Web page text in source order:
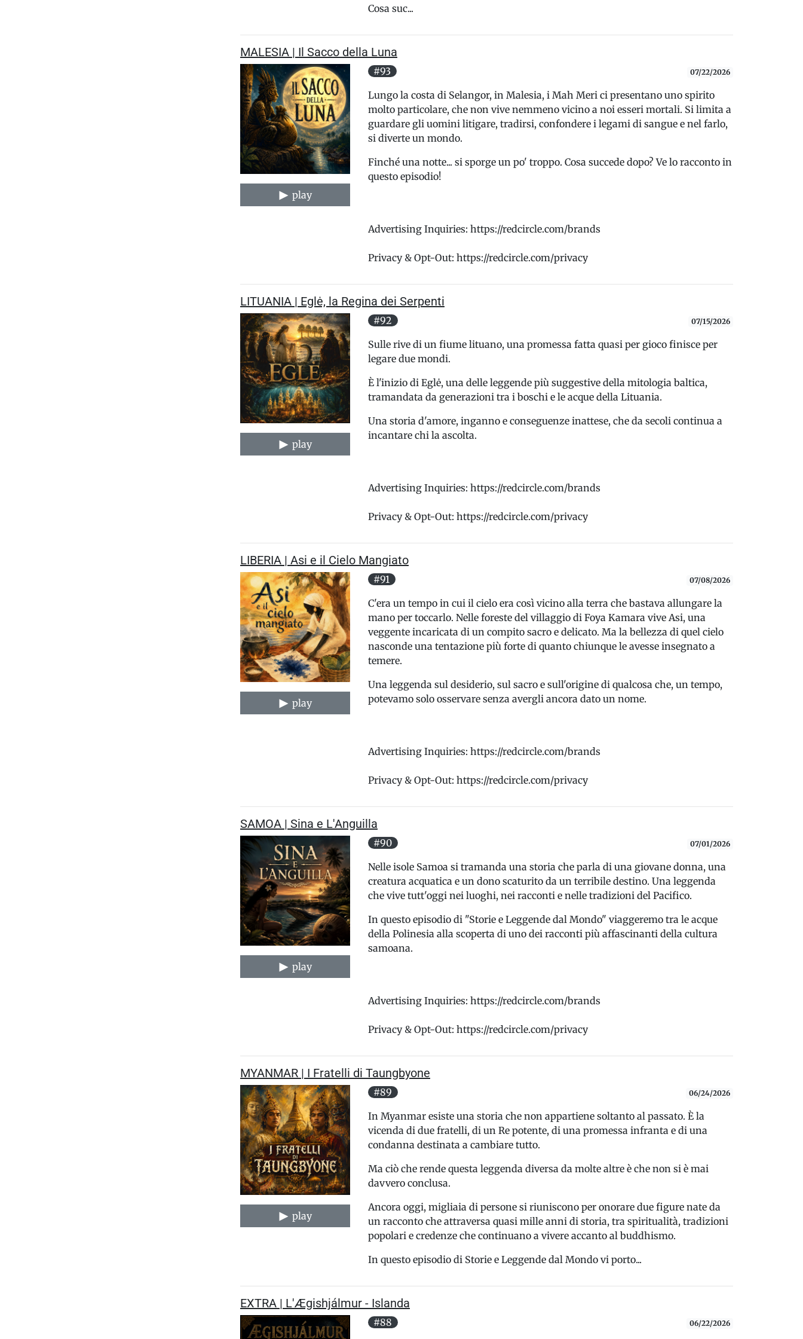
Cosa suc...
MALESIA | Il Sacco della Luna
play
#93 07/22/2026
Lungo la costa di Selangor, in Malesia, i Mah Meri ci presentano uno spirito
molto particolare, che non vive nemmeno vicino a noi esseri mortali. Si limita a
guardare gli uomini litigare, tradirsi, confondere i legami di sangue e nel farlo,
si diverte un mondo.
Finché una notte... si sporge un po' troppo. Cosa succede dopo? Ve lo racconto in
questo episodio!
Advertising Inquiries: https://redcircle.com/brands
Privacy & Opt-Out: https://redcircle.com/privacy
LITUANIA | Eglė, la Regina dei Serpenti
play
#92 07/15/2026
Sulle rive di un fiume lituano, una promessa fatta quasi per gioco finisce per
legare due mondi.
È l'inizio di Eglė, una delle leggende più suggestive della mitologia baltica,
tramandata da generazioni tra i boschi e le acque della Lituania.
Una storia d'amore, inganno e conseguenze inattese, che da secoli continua a
incantare chi la ascolta.
Advertising Inquiries: https://redcircle.com/brands
Privacy & Opt-Out: https://redcircle.com/privacy
LIBERIA | Asi e il Cielo Mangiato
play
#91 07/08/2026
C'era un tempo in cui il cielo era così vicino alla terra che bastava allungare la
mano per toccarlo. Nelle foreste del villaggio di Foya Kamara vive Asi, una
veggente incaricata di un compito sacro e delicato. Ma la bellezza di quel cielo
nasconde una tentazione più forte di quanto chiunque le avesse insegnato a
temere.
Una leggenda sul desiderio, sul sacro e sull'origine di qualcosa che, un tempo,
potevamo solo osservare senza avergli ancora dato un nome.
Advertising Inquiries: https://redcircle.com/brands
Privacy & Opt-Out: https://redcircle.com/privacy
SAMOA | Sina e L'Anguilla
play
#90 07/01/2026
Nelle isole Samoa si tramanda una storia che parla di una giovane donna, una
creatura acquatica e un dono scaturito da un terribile destino. Una leggenda
che vive tutt'oggi nei luoghi, nei racconti e nelle tradizioni del Pacifico.
In questo episodio di "Storie e Leggende dal Mondo" viaggeremo tra le acque
della Polinesia alla scoperta di uno dei racconti più affascinanti della cultura
samoana.
Advertising Inquiries: https://redcircle.com/brands
Privacy & Opt-Out: https://redcircle.com/privacy
MYANMAR | I Fratelli di Taungbyone
play
#89 06/24/2026
In Myanmar esiste una storia che non appartiene soltanto al passato. È la
vicenda di due fratelli, di un Re potente, di una promessa infranta e di una
condanna destinata a cambiare tutto.
Ma ciò che rende questa leggenda diversa da molte altre è che non si è mai
davvero conclusa.
Ancora oggi, migliaia di persone si riuniscono per onorare due figure nate da
un racconto che attraversa quasi mille anni di storia, tra spiritualità, tradizioni
popolari e credenze che continuano a vivere accanto al buddhismo.
In questo episodio di Storie e Leggende dal Mondo vi porto...
EXTRA | L'Ægishjálmur - Islanda
#88 06/22/2026